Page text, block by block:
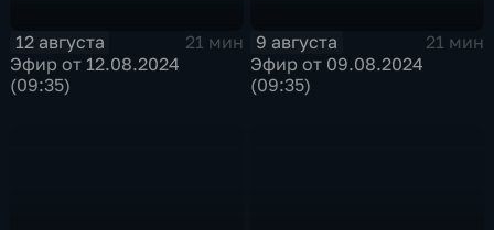
12 августа
21 мин
Эфир от 12.08.2024
(09:35)
9 августа
21 мин
Эфир от 09.08.2024
(09:35)